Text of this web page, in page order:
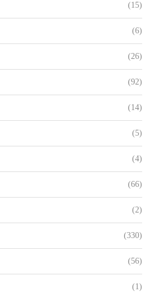
(15)
(6)
(26)
(92)
(14)
(5)
(4)
(66)
(2)
(330)
(56)
(1)